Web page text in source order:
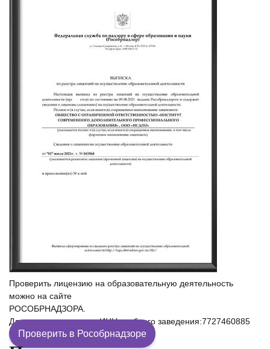
Проверить лицензию на образовательную деятельность
можно на сайте
РОСОБРНАДЗОРА.
Для проверки введите ИНН учебного заведения:7727460885
Проверить в Рособрнадзоре